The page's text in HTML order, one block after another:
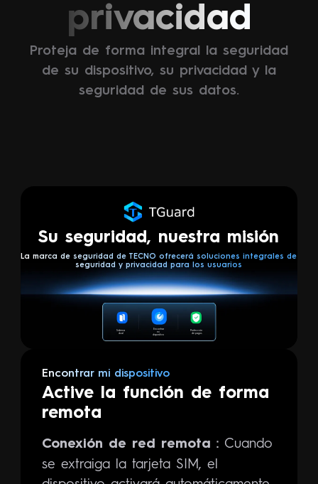
privacidad
Proteja de forma integral la seguridad
de su dispositivo, su privacidad y la
seguridad de sus datos.
Su seguridad, nuestra misión
La marca de seguridad de TECNO ofrecerá soluciones integrales de
seguridad y privacidad para los usuarios
Sistema
dual
Encontrar
mi
dispositivo
Protección
de pagos
Encontrar mi dispositivo
Active la función de forma
remota
Conexión de red remota： Cuando
se extraiga la tarjeta SIM, el